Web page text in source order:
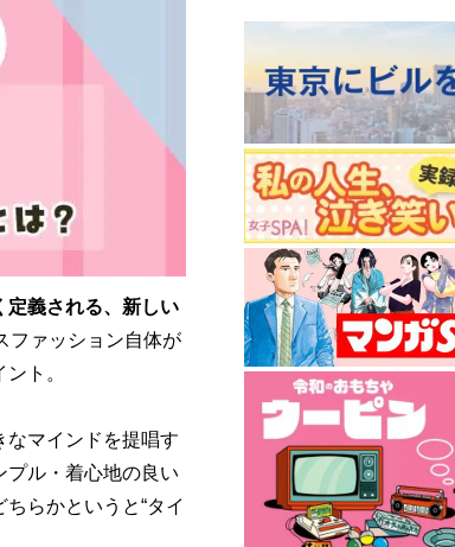
定義される、新しい
ファッション自体が
ト。
なマインドを提唱す
プル・着心地の良い
らかというと“タイ